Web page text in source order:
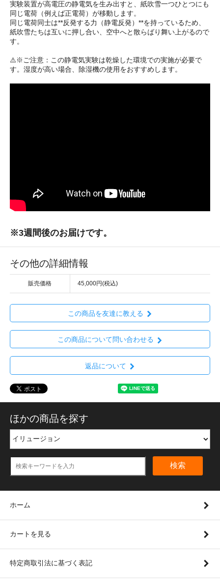
実験装置が高電圧の静電気を生み出すと、紙吹雪一つひとつにも
同じ電荷（例えば正電荷）が移動します。
同じ電荷同士は**反発する力（静電反発）**を持っているため、
紙吹雪たちは互いに押し合い、空中へと散らばり舞い上がるので
す。
⚠️※ご注意：この静電気実験は乾燥した環境での実施が必要で
す。湿度が高い場合、除湿機の使用をおすすめします。
※3週間後のお届けです。
その他の詳細情報
販売価格 45,000円(税込)
この商品を友達に教える
この商品について問い合わせる
返品について
ほかの商品を探す
検索
ホーム
カートを見る
特定商取引法に基づく表記